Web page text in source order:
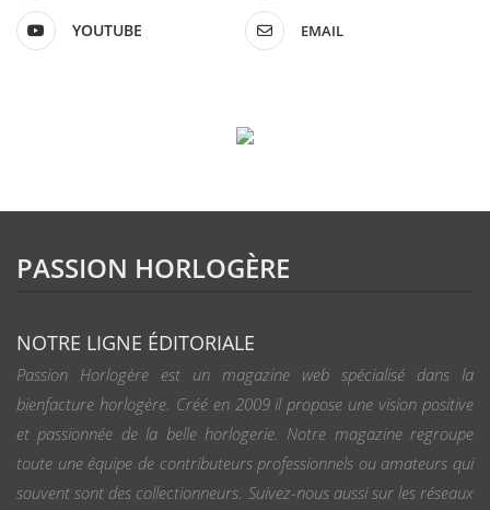
YOUTUBE EMAIL
PASSION HORLOGÈRE
NOTRE LIGNE ÉDITORIALE
Passion Horlogère est un magazine web spécialisé dans la
bienfacture horlogère. Créé en 2009 il propose une vision positive
et passionnée de la belle horlogerie. Notre magazine regroupe
toute une équipe de contributeurs professionnels ou amateurs qui
souvent sont des collectionneurs. Suivez-nous aussi sur les réseaux